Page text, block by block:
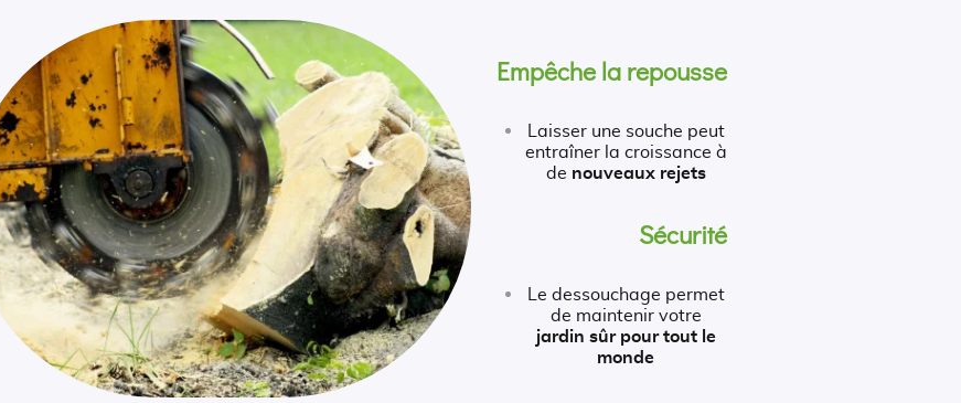
Empêche la repousse
Laisser une souche peut
entraîner la croissance à
de nouveaux rejets
Sécurité
Le dessouchage permet
de maintenir votre
jardin sûr pour tout le
monde